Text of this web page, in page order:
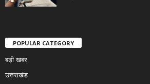
POPULAR CATEGORY
बड़ी खबर
उत्तराखंड